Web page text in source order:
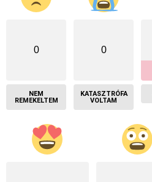
0
NEM
REMEKELTEM
0
KATASZTRÓFA
VOLTAM